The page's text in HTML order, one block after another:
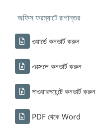
অফিস ফরম্যাটে রূপান্তর
ওয়ার্ডে কনভার্ট করুন
এক্সেলে কনভার্ট করুন
পাওয়ারপয়েন্টে কনভার্ট করুন
PDF থেকে Word